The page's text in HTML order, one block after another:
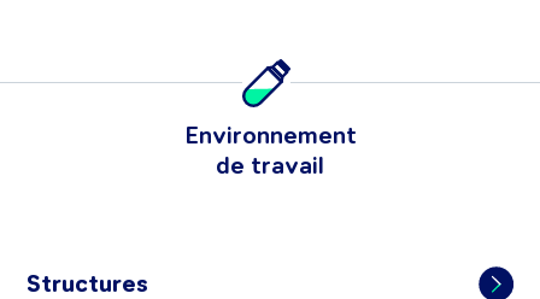
Environnement
de travail
Structures